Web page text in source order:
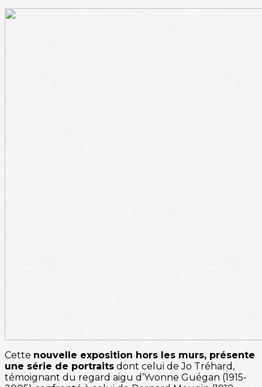
Cette nouvelle exposition hors les murs, présente
une série de portraits dont celui de Jo Tréhard,
témoignant du regard aigu d’Yvonne Guégan (1915-